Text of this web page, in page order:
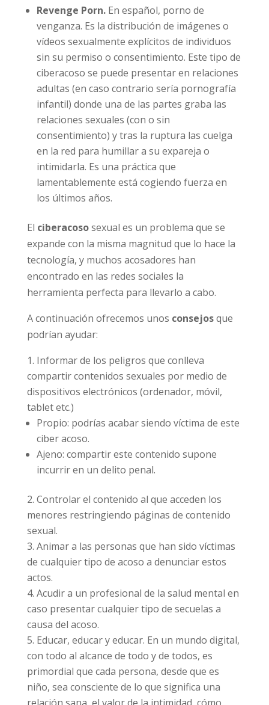
para su consumo personal, sino que lo
utiliza para coaccionar y obtener así algún
beneficio. Extorsión con material sexual.
Revenge Porn.En español, porno de
venganza. Esla distribución de imágenes o
vídeos sexualmente explícitos de individuos
sin su permiso o consentimiento.Este tipo
de ciberacoso se puede presentar en
relaciones adultas (en caso contrario sería
pornografía infantil) donde una de las
partes graba las relaciones sexuales (con o
sin consentimiento) y tras la ruptura las
cuelga en la red para humillar a su expareja
lamentablemente está cogiendo fuerza en
los últimos años.
Elciberacososexual es un problema que se
expande con la misma magnitud que lo hace
encontrado en las redes sociales la
herramienta perfecta para llevarlo a cabo.
A continuación ofrecemos unosconsejos
podrían ayudar:
Informar de los peligros que conlleva
compartir contenidos sexuales por medio de
dispositivos electrónicos (ordenador, móvil,
tablet etc.)
Propio: podrías acabar siendo víctima de
Ajeno: compartir este contenido supone
incurrir en un delito penal.
Controlar el contenido al que acceden los
menores restringiendo páginas de contenido
sexual.
Animar a las personas que han sido
víctimas de cualquier tipo de acoso a
denunciar estos actos.
Acudir a un profesional de la salud mental
en caso presentar cualquier tipo de secuelas a
causa del acoso.
Educar, educar y educar. En un mundo
digital, con todo al alcance de todo y de todos,